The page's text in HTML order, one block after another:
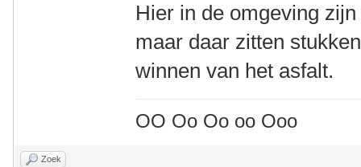
Hier in de omgeving
maar daar zitten
winnen van het asfalt.
OO Oo Oo oo Ooo
Zoek